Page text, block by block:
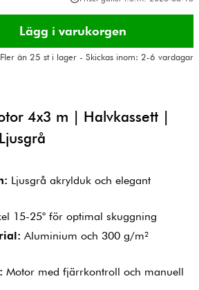
Fler än 25 st i lager - Skickas inom: 2-6 vardagar
4x3 m | Halvkassett |
Ljusgrå akrylduk och elegant
15-25° för optimal skuggning
Aluminium och 300 g/m²
Motor med fjärrkontroll och manuell